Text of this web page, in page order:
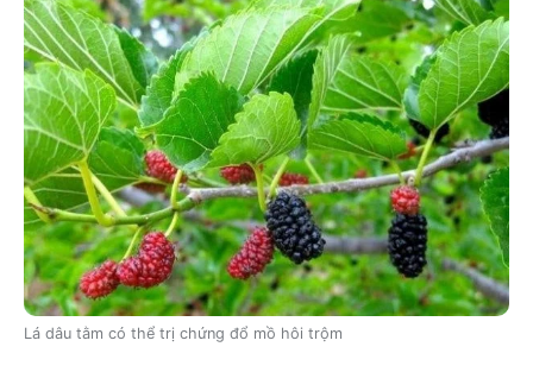
Lá dâu tằm có thể trị chứng đổ mồ hôi trộm